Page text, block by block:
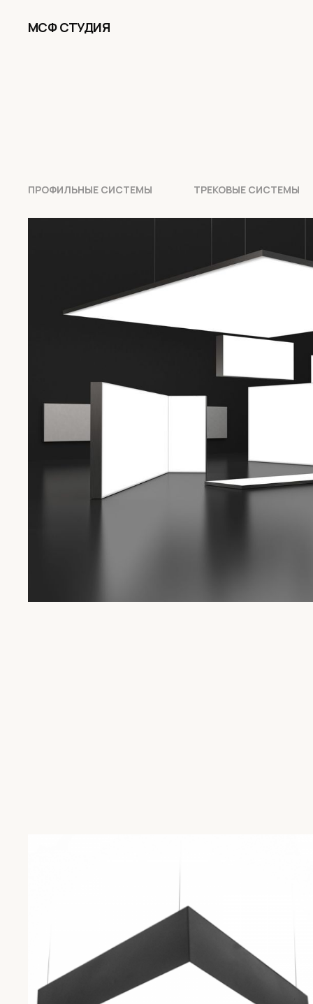
МСФ СТУДИЯ
ПРОФИЛЬНЫЕ СИСТЕМЫ ТРЕКОВЫЕ СИСТЕМЫ